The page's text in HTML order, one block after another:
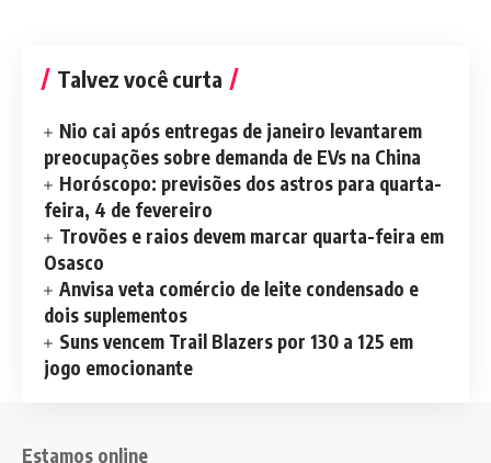
Talvez você curta
Nio cai após entregas de janeiro levantarem
preocupações sobre demanda de EVs na China
Horóscopo: previsões dos astros para quarta-
feira, 4 de fevereiro
Trovões e raios devem marcar quarta-feira em
Osasco
Anvisa veta comércio de leite condensado e
dois suplementos
Suns vencem Trail Blazers por 130 a 125 em
jogo emocionante
Estamos online